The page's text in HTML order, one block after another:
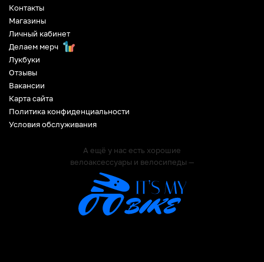
Контакты
Магазины
Личный кабинет
Делаем мерч
Лукбуки
Отзывы
Вакансии
Карта сайта
Политика конфиденциальности
Условия обслуживания
А ещё у нас есть хорошие
велоаксессуары и велосипеды —